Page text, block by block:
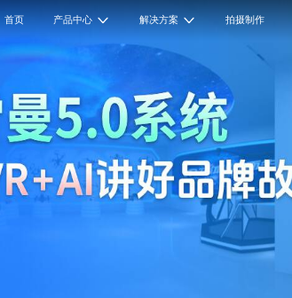
首页 产品中心 解决方案 拍摄制作